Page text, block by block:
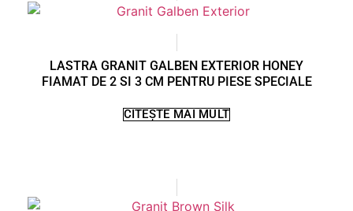
LASTRA GRANIT GALBEN EXTERIOR HONEY
FIAMAT DE 2 SI 3 CM PENTRU PIESE SPECIALE
CITEȘTE MAI MULT